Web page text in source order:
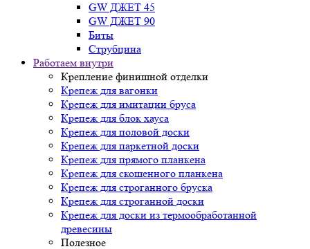
GW ДЖЕТ 45
GW ДЖЕТ 90
Биты
Струбцина
Работаем внутри
Крепление финишной отделки
Крепеж для вагонки
Крепеж для имитации бруса
Крепеж для блок хауса
Крепеж для половой доски
Крепеж для паркетной доски
Крепеж для прямого планкена
Крепеж для скошенного планкена
Крепеж для строганного бруска
Крепеж для строганной доски
Крепеж для доски из термообработанной
древесины
Полезное